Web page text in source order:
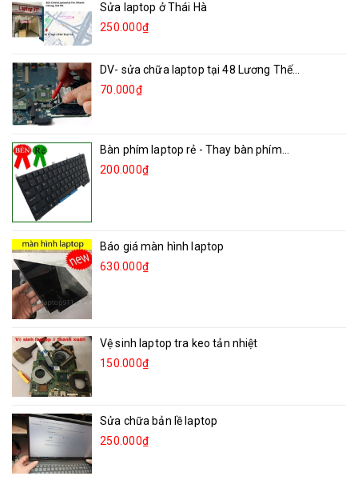
Sửa laptop ở Thái Hà
250.000₫
DV- sửa chữa laptop tại 48 Lương Thế...
70.000₫
Bàn phím laptop rẻ - Thay bàn phím...
200.000₫
Báo giá màn hình laptop
630.000₫
Vệ sinh laptop tra keo tản nhiệt
150.000₫
Sửa chữa bản lề laptop
250.000₫